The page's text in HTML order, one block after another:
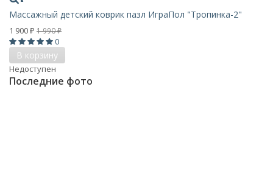
Массажный детский коврик пазл ИграПол "Тропинка-2"
1 900 ₽ 1 990₽
0
В корзину
Недоступен
Последние фото